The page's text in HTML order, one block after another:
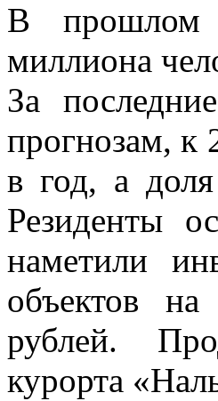
В прошлом
миллиона
За
прогнозам, к
в год, а
Резиденты
наметили
объектов
рублей.
курорта